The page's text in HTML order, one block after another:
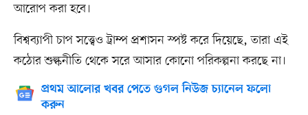
আরোপ করা হবে।
বিশ্বব্যাপী চাপ সত্ত্বেও ট্রাম্প প্রশাসন স্পষ্ট করে দিয়েছে, তারা এই
কঠোর শুল্কনীতি থেকে সরে আসার কোনো পরিকল্পনা করছে না।
প্রথম আলোর খবর পেতে গুগল নিউজ চ্যানেল ফলো
করুন